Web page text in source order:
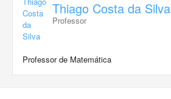
Thiago Costa da Silva
Professor
Professor de Matemática